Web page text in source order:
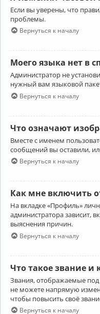
Если вы уверены, что
проблемы.
Вернуться к началу
Моего языка нет в
Администратор не
нужный вам языковой
Вернуться к началу
Что означают
Вместе с именем
сообщений вы оставили,
Вернуться к началу
Как мне включить
На вкладке «Профиль»
администратора зависит,
выяснения причин.
Вернуться к началу
Что такое звание и
Звания, отображаемые
не можете напрямую
чтобы повысить своё
Вернуться к началу